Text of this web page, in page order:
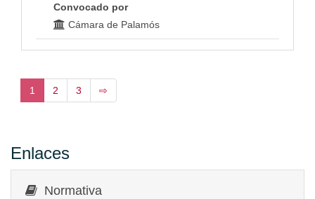
Convocado por
Cámara de Palamós
1 2 3 ⇨
Enlaces
Normativa